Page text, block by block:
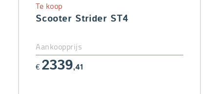
Scooter Strider ST4
Te koop
Aankoopprijs
€ 2339,41